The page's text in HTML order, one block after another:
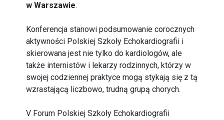
w Warszawie.
Konferencja stanowi podsumowanie corocznych
aktywności Polskiej Szkoły Echokardiografii i
skierowana jest nie tylko do kardiologów, ale
także internistów i lekarzy rodzinnych, którzy w
swojej codziennej praktyce mogą stykają się z tą
wzrastającą liczbowo, trudną grupą chorych.
V Forum Polskiej Szkoły Echokardiografii